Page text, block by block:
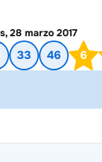
28 marzo 2017
33 46 6